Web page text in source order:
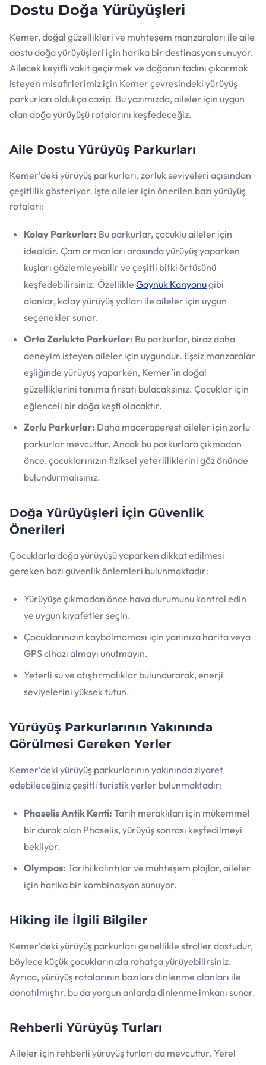
Dostu Doğa Yürüyüşleri
Kemer, doğal güzellikleri ve muhteşem manzaraları ile aile
dostu doğa yürüyüşleri için harika bir destinasyon sunuyor.
Ailecek keyifli vakit geçirmek ve doğanın tadını çıkarmak
isteyen misafirlerimiz için Kemer çevresindeki yürüyüş
parkurları oldukça cazip. Bu yazımızda, aileler için uygun
olan doğa yürüyüşü rotalarını keşfedeceğiz.
Aile Dostu Yürüyüş Parkurları
Kemer’deki yürüyüş parkurları, zorluk seviyeleri açısından
çeşitlilik gösteriyor. İşte aileler için önerilen bazı yürüyüş
rotaları:
Kolay Parkurlar: Bu parkurlar, çocuklu aileler için
idealdir. Çam ormanları arasında yürüyüş yaparken
kuşları gözlemleyebilir ve çeşitli bitki örtüsünü
keşfedebilirsiniz. Özellikle Goynuk Kanyonugibi
alanlar, kolay yürüyüş yolları ile aileler için uygun
seçenekler sunar.
Orta Zorlukta Parkurlar: Bu parkurlar, biraz daha
deneyim isteyen aileler için uygundur. Eşsiz manzaralar
eşliğinde yürüyüş yaparken, Kemer’in doğal
güzelliklerini tanıma fırsatı bulacaksınız. Çocuklar için
eğlenceli bir doğa keşfi olacaktır.
Zorlu Parkurlar: Daha maceraperest aileler için zorlu
parkurlar mevcuttur. Ancak bu parkurlara çıkmadan
önce, çocuklarınızın fiziksel yeterliliklerini göz önünde
bulundurmalısınız.
Doğa Yürüyüşleri İçin Güvenlik
Önerileri
Çocuklarla doğa yürüyüşü yaparken dikkat edilmesi
gereken bazı güvenlik önlemleri bulunmaktadır:
Yürüyüşe çıkmadan önce hava durumunu kontrol edin
ve uygun kıyafetler seçin.
Çocuklarınızın kaybolmaması için yanınıza harita veya
GPS cihazı almayı unutmayın.
Yeterli su ve atıştırmalıklar bulundurarak, enerji
seviyelerini yüksek tutun.
Yürüyüş Parkurlarının Yakınında
Görülmesi Gereken Yerler
Kemer’deki yürüyüş parkurlarının yakınında ziyaret
edebileceğiniz çeşitli turistik yerler bulunmaktadır:
Phaselis Antik Kenti: Tarih meraklıları için mükemmel
bir durak olan Phaselis, yürüyüş sonrası keşfedilmeyi
bekliyor.
Olympos: Tarihi kalıntılar ve muhteşem plajlar, aileler
için harika bir kombinasyon sunuyor.
Hiking ile İlgili Bilgiler
Kemer’deki yürüyüş parkurları genellikle stroller dostudur,
böylece küçük çocuklarınızla rahatça yürüyebilirsiniz.
Ayrıca, yürüyüş rotalarının bazıları dinlenme alanları ile
donatılmıştır, bu da yorgun anlarda dinlenme imkanı sunar.
Rehberli Yürüyüş Turları
Aileler için rehberli yürüyüş turları da mevcuttur. Yerel